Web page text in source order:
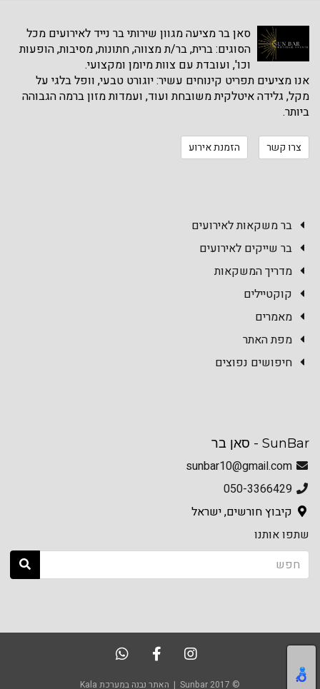
סאן בר מציעה מגוון שירותי בר נייד לאירועים מכל
הסוגים: ברית, בר/ת מצווה, חתונות, מסיבות, הופעות
וכו', ועובדת עם צוות מיומן ומקצועי.
אנו מציעים תפריט קינוחים עשיר: יוגורט טבעי, וופל בלגי על
מקל, גלידה איטלקית משובחת ועוד, ועמדות מזון ברמה הגבוהה
ביותר.
צרו קשר הזמנת אירוע
בר משקאות לאירועים
בר שייקים לאירועים
מדריך המשקאות
קוקטיילים
מאמרים
מפת האתר
חיפושים נפוצים
SunBar - סאן בר
sunbar10@gmail.com
050-3366429
קיבוץ חורשים, ישראל
שתפו אותנו
© Sunbar 2017 | האתר נבנה במערכת Kala